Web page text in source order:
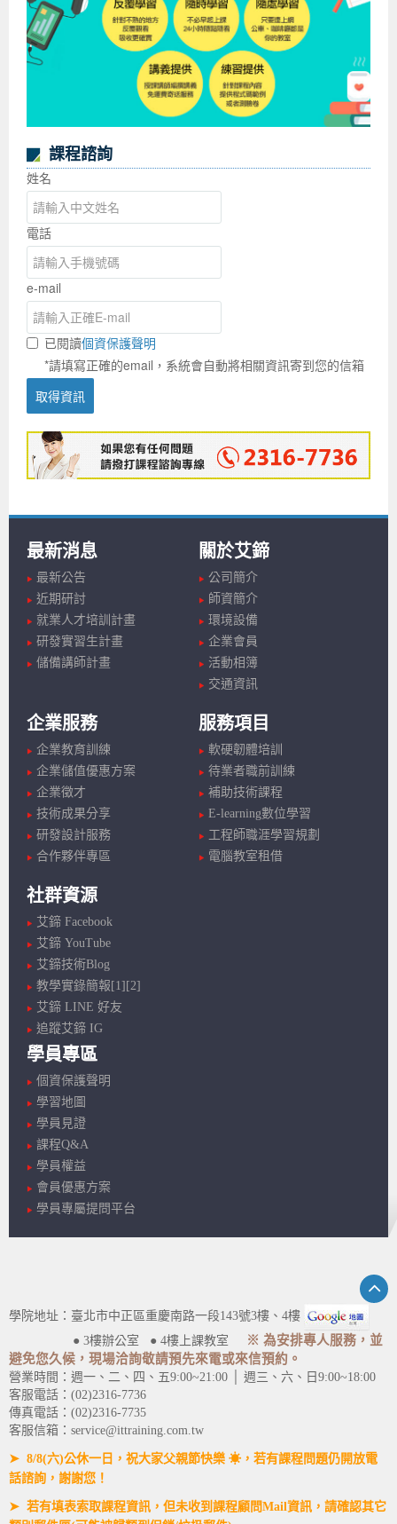
課程諮詢
姓名
電話
e-mail
已閱讀個資保護聲明
*請填寫正確的email，系統會自動將相關資訊寄到您的信箱
取得資訊
最新消息
最新公告
近期研討
就業人才培訓計畫
研發實習生計畫
儲備講師計畫
關於艾鍗
公司簡介
師資簡介
環境設備
企業會員
活動相簿
交通資訊
企業服務
企業教育訓練
企業儲值優惠方案
企業徵才
技術成果分享
研發設計服務
合作夥伴專區
服務項目
軟硬韌體培訓
待業者職前訓練
補助技術課程
E-learning數位學習
工程師職涯學習規劃
電腦教室租借
社群資源
艾鍗 Facebook
艾鍗 YouTube
艾鍗技術Blog
教學實錄簡報[1] [2]
艾鍗 LINE 好友
追蹤艾鍗 IG
學員專區
個資保護聲明
學習地圖
學員見證
課程Q&A
學員權益
會員優惠方案
學員專屬提問平台
學院地址：臺北市中正區重慶南路一段143號3樓、4樓
● 3樓辦公室 ● 4樓上課教室
※ 為安排專人服務，並
避免您久候，現場洽詢敬請預先來電或來信預約。
營業時間：週一、二、四、五9:00~21:00 │ 週三、六、日9:00~18:00
客服電話：(02)2316-7736
傳真電話：(02)2316-7735
客服信箱：service@ittraining.com.tw
➤ 8/8(六)公休一日，祝大家父親節快樂 ☀，若有課程問題仍開放電
話諮詢，謝謝您！
➤ 若有填表索取課程資訊，但未收到課程顧問Mail資訊，請確認其它